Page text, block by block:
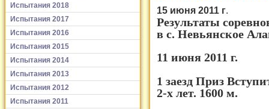
Испытания 2018
Испытания 2017
Испытания 2016
Испытания 2015
Испытания 2014
Испытания 2013
Испытания 2012
Испытания 2011
15 июня 2011 г.
Результаты
в с. Невьянское
11 июня 2011 г.
1 заезд Приз
2-х лет. 1600 м.